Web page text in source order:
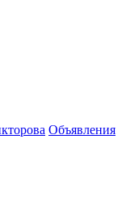
Объявления